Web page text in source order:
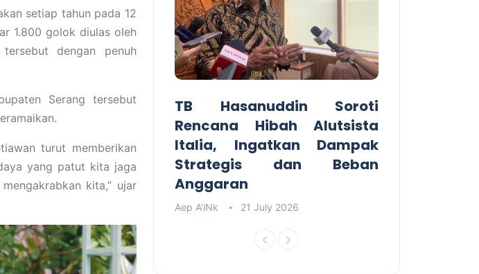
setiap tahun pada 12
1.800 golok diulas oleh
dengan penuh
Serang tersebut
turut memberikan
yang patut kita jaga
kita,” ujar
TB Hasanuddin Soroti
Rencana Hibah Alutsista
Italia, Ingatkan Dampak
Strategis dan Beban
Anggaran
Aep A'iNk 21 July 2026